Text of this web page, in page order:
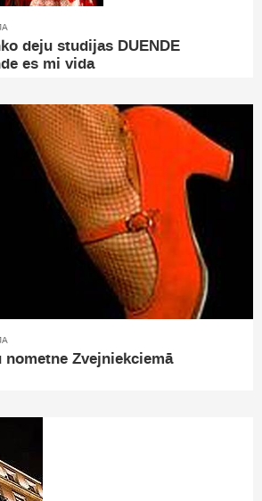
deju studijas DUENDE
es mi vida
nometne Zvejniekciemā